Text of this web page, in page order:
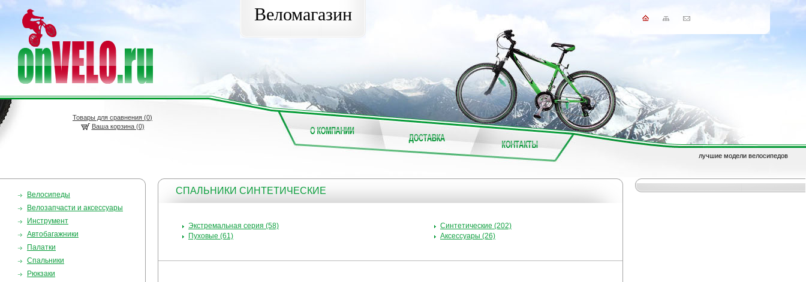
Веломагазин
Товары для сравнения (0)
Ваша корзина (0)
лучшие модели велосипедов
Велосипеды
Велозапчасти и аксессуары
Инструмент
Автобагажники
Палатки
Спальники
Рюкзаки
СПАЛЬНИКИ СИНТЕТИЧЕСКИЕ
Экстремальная серия (58)
Пуховые (61)
Синтетические (202)
Аксессуары (26)